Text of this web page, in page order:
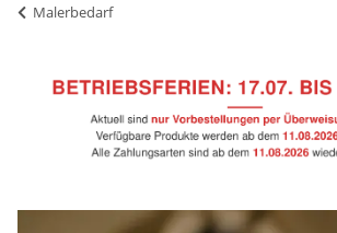
Malerbedarf